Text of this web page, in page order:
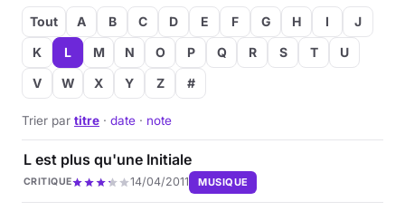
Jeux de société
Musique
Sciences & Tech
Forum
Tout A B C D E F G H I
J
K
L M N O P Q R S T
U
V
W X Y Z #
Trier par titre · date · note
L est plus qu'une Initiale
CRITIQUE 14/04/2011 MUSIQUE